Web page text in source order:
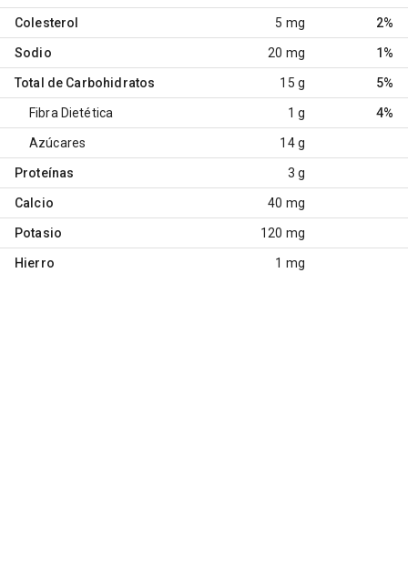
Colesterol 5 mg 2%
Sodio 20 mg 1%
Total de Carbohidratos 15 g 5%
Fibra Dietética 1 g 4%
Azúcares 14 g
Proteínas 3 g
Calcio 40 mg
Potasio 120 mg
Hierro 1 mg